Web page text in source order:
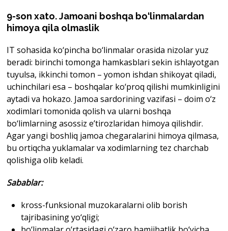
9-son xato. Jamoani boshqa bo‘linmalardan
himoya qila olmaslik
IT sohasida ko‘pincha bo‘linmalar orasida nizolar yuz
beradi: birinchi tomonga hamkasblari sekin ishlayotgan
tuyulsa, ikkinchi tomon – yomon ishdan shikoyat qiladi,
uchinchilari esa – boshqalar ko‘proq qilishi mumkinligini
aytadi va hokazo. Jamoa sardorining vazifasi – doim o‘z
xodimlari tomonida qolish va ularni boshqa
bo‘limlarning asossiz e’tirozlaridan himoya qilishdir.
Agar yangi boshliq jamoa chegaralarini himoya qilmasa,
bu ortiqcha yuklamalar va xodimlarning tez charchab
qolishiga olib keladi.
Sabablar:
kross-funksional muzokaralarni olib borish
tajribasining yo‘qligi;